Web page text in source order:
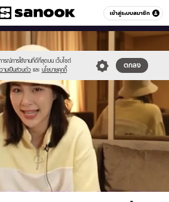
เข้าสู่ระบบสมาชิก
หมวดอื่นๆ
ารณ์การใช้งานที่ดีที่สุดบน เว็บไซต์
ามเป็นส่วนตัว และ นโยบายคุกกี้
ตกลง
logo-
8738782/1.jpg